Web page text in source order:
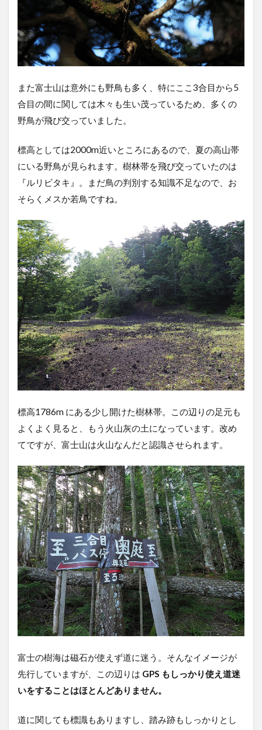
また富士山は意外にも野鳥も多く、特にここ3合目から5
合目の間に関しては木々も生い茂っているため、多くの
野鳥が飛び交っていました。
標高としては2000m近いところにあるので、夏の高山帯
にいる野鳥が見られます。樹林帯を飛び交っていたのは
『ルリビタキ』。まだ鳥の判別する知識不足なので、お
そらくメスか若鳥ですね。
標高1786m にある少し開けた樹林帯。この辺りの足元も
よくよく見ると、もう火山灰の土になっています。改め
てですが、富士山は火山なんだと認識させられます。
富士の樹海は磁石が使えず道に迷う。そんなイメージが
先行していますが、この辺りは GPS もしっかり使え道迷
いをすることはほとんどありません。
道に関しても標識もありますし、踏み跡もしっかりとし